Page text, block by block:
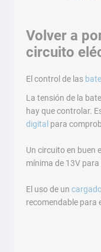
Volver a
circuito
El control de las
La tensión de la
hay que controlar.
digital para
Un circuito en buen
mínima de 13V
El uso de un
recomendable para